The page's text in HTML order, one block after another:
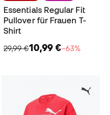
Essentials Regular Fit
Pullover für Frauen T-
Shirt
29,99 €10,99 €−63%